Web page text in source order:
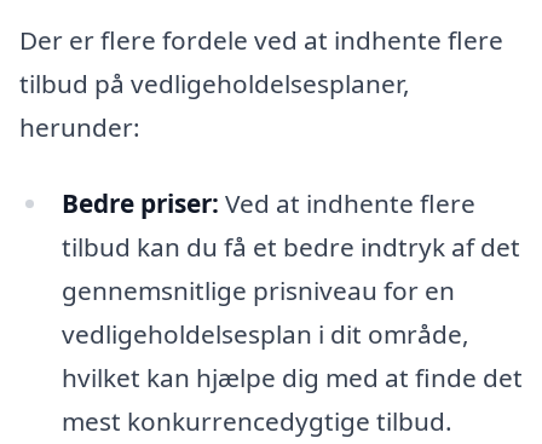
Der er flere fordele ved at indhente flere
tilbud på vedligeholdelsesplaner,
herunder:
Bedre priser: Ved at indhente flere
tilbud kan du få et bedre indtryk af det
gennemsnitlige prisniveau for en
vedligeholdelsesplan i dit område,
hvilket kan hjælpe dig med at finde det
mest konkurrencedygtige tilbud.